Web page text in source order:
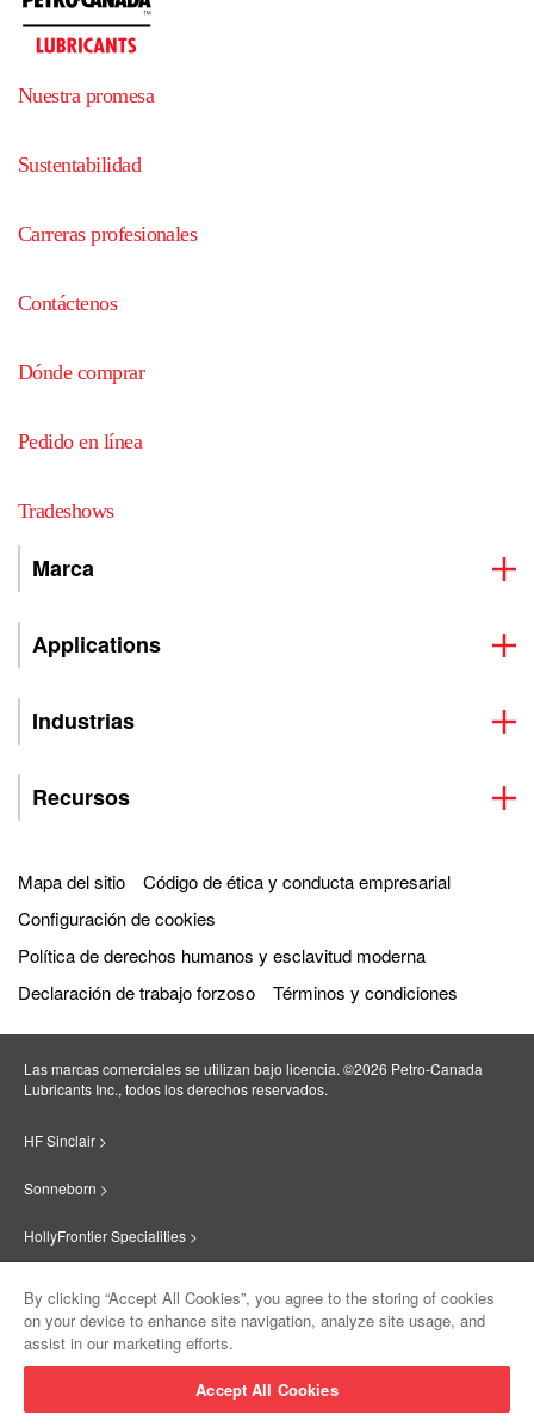
Nuestra promesa
Sustentabilidad
Carreras profesionales
Contáctenos
Dónde comprar
Pedido en línea
Tradeshows
Marca
Applications
Industrias
Recursos
Mapa del sitio
Código de ética y conducta empresarial
Configuración de cookies
Política de derechos humanos y esclavitud moderna
Declaración de trabajo forzoso
Términos y condiciones
Las marcas comerciales se utilizan bajo licencia. ©2026 Petro‐Canada
Lubricants Inc., todos los derechos reservados.
HF Sinclair >
Sonneborn >
HollyFrontier Specialities >
Suniso >
By clicking “Accept All Cookies”, you agree to the storing of cookies
on your device to enhance site navigation, analyze site usage, and
assist in our marketing efforts.
Accept All Cookies